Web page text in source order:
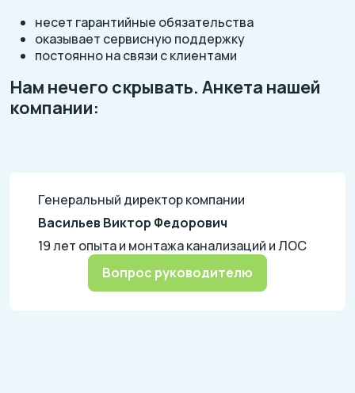
несет гарантийные обязательства
оказывает сервисную поддержку
постоянно на связи с клиентами
Нам нечего скрывать. Анкета нашей
компании:
Генеральный директор компании
Васильев Виктор Федорович
19 лет опыта и монтажа канализаций и ЛОС
Вопрос руководителю